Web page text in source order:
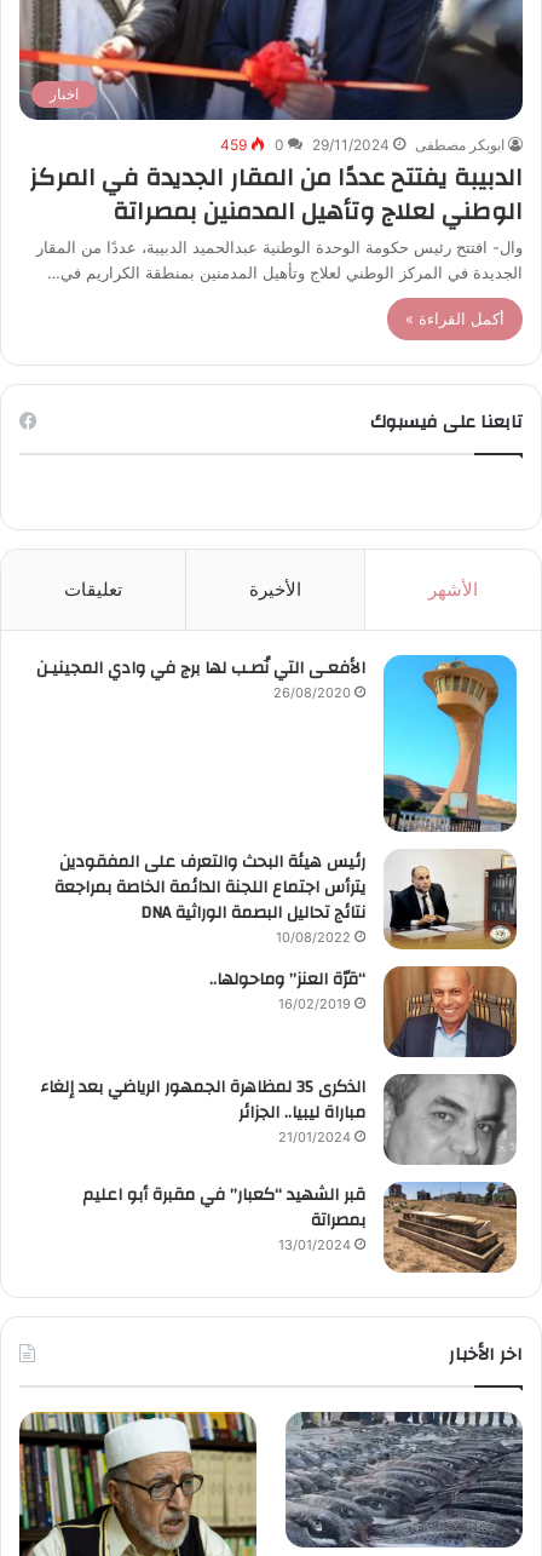
اخبار
ابوبكر مصطفى 29/11/2024
0
459
الدبيبة يفتتح عددًا من المقار الجديدة في المركز
الوطني لعلاج وتأهيل المدمنين بمصراتة
وال- افتتح رئيس حكومة الوحدة الوطنية عبدالحميد الدبيبة، عددًا من المقار
الجديدة في المركز الوطني لعلاج وتأهيل المدمنين بمنطقة الكراريم في…
أكمل القراءة »
تابعنا على فيسبوك
الأشهر الأخيرة تعليقات
الأفعـى التي نُصـب لها برج في وادي المجينيـن
26/08/2020
رئيس هيئة البحث والتعرف على المفقودين
يترأس اجتماع اللجنة الدائمة الخاصة بمراجعة
نتائج تحاليل البصمة الوراثية DNA
10/08/2022
“قرّة العنز” وماحولها..
16/02/2019
الذكرى 35 لمظاهرة الجمهور الرياضي بعد إلغاء
مباراة ليبيا.. الجزائر
21/01/2024
قبر الشهيد “كعبار” في مقبرة أبو اعليم
بمصراتة
13/01/2024
اخر الأخبار